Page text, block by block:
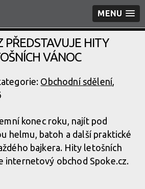
MENU
PŘEDSTAVUJE HITY
VÁNOC
Obchodní sdělení,
konec roku, najít pod
helmu, batoh a další praktické
bajkera. Hity letošních
internetový obchod Spoke.cz.